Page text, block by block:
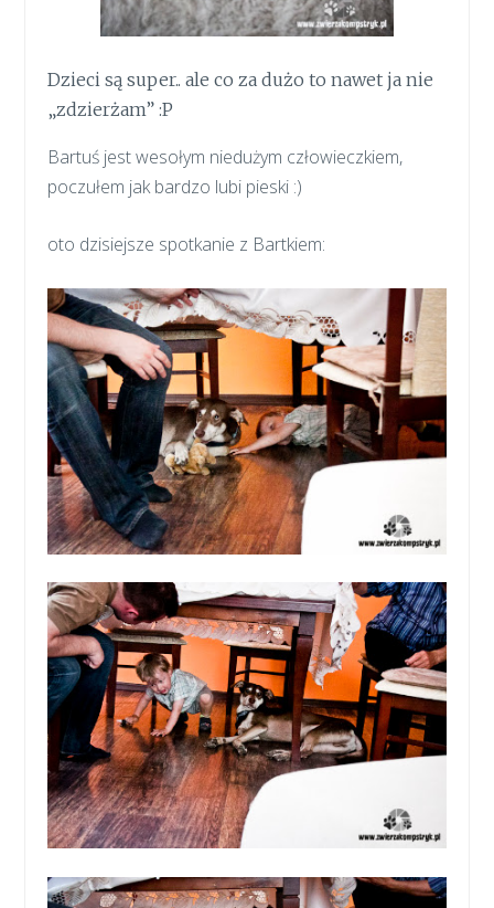
Dzieci są super.. ale co za dużo to nawet ja nie
„zdzierżam” :P
Bartuś jest wesołym niedużym człowieczkiem,
poczułem jak bardzo lubi pieski :)
oto dzisiejsze spotkanie z Bartkiem: